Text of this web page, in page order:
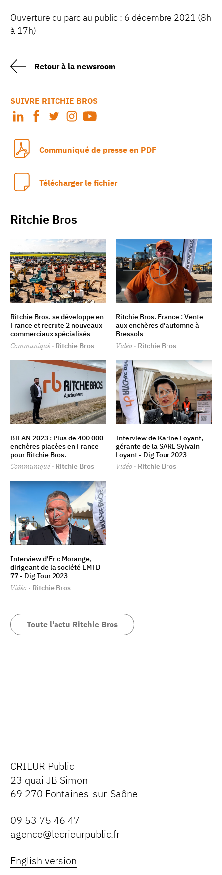
Ouverture du parc au public : 6 décembre 2021 (8h
à 17h)
Retour à la newsroom
SUIVRE RITCHIE BROS
Communiqué de presse en PDF
Télécharger le fichier
Ritchie Bros
Ritchie Bros. se développe en
France et recrute 2 nouveaux
commerciaux spécialisés
Communiqué · Ritchie Bros
Ritchie Bros. France : Vente
aux enchères d'automne à
Bressols
Vidéo · Ritchie Bros
BILAN 2023 : Plus de 400 000
enchères placées en France
pour Ritchie Bros.
Communiqué · Ritchie Bros
Interview de Karine Loyant,
gérante de la SARL Sylvain
Loyant - Dig Tour 2023
Vidéo · Ritchie Bros
Interview d'Eric Morange,
dirigeant de la société EMTD
77 - Dig Tour 2023
Vidéo · Ritchie Bros
Toute l'actu Ritchie Bros
CRIEUR Public
23 quai JB Simon
69 270 Fontaines-sur-Saône
09 53 75 46 47
agence@lecrieurpublic.fr
English version